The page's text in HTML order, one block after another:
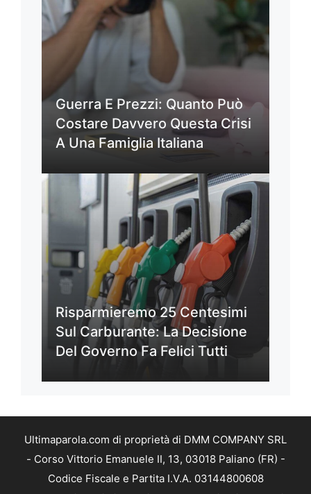
Guerra E Prezzi: Quanto Può
Costare Davvero Questa Crisi
A Una Famiglia Italiana
Risparmieremo 25 Centesimi
Sul Carburante: La Decisione
Del Governo Fa Felici Tutti
Ultimaparola.com di proprietà di DMM COMPANY SRL
- Corso Vittorio Emanuele II, 13, 03018 Paliano (FR) -
Codice Fiscale e Partita I.V.A. 03144800608